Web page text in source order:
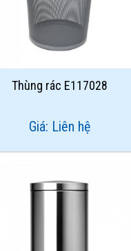
Thùng rác E117028
Giá: Liên hệ